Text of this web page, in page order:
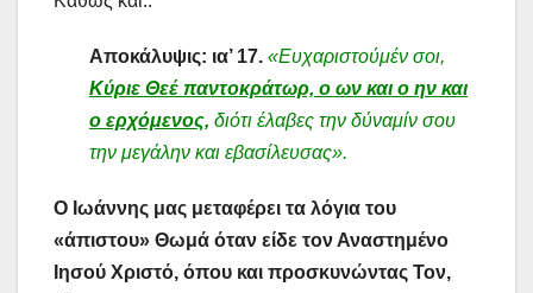
Αποκάλυψις: ια’ 17. «Ευχαριστούμέν σοι,
Κύριε Θεέ παντοκράτωρ, ο ων και ο ην και
ο ερχόμενος, διότι έλαβες την δύναμίν σου
την μεγάλην και εβασίλευσας».
Ο Ιωάννης μας μεταφέρει τα λόγια του
«άπιστου» Θωμά όταν είδε τον Αναστημένο
Ιησού Χριστό, όπου και προσκυνώντας Τον,